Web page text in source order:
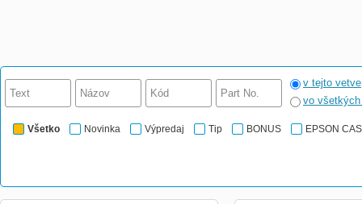
v tejto vetve
vo
Všetko Novinka Výpredaj Tip BONUS EPSON